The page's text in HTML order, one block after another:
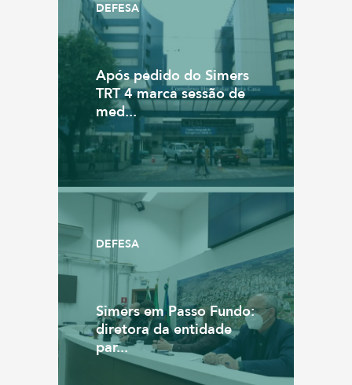
DEFESA
Após pedido do Simers
TRT 4 marca sessão de
med...
DEFESA
Simers em Passo Fundo:
diretora da entidade
par...